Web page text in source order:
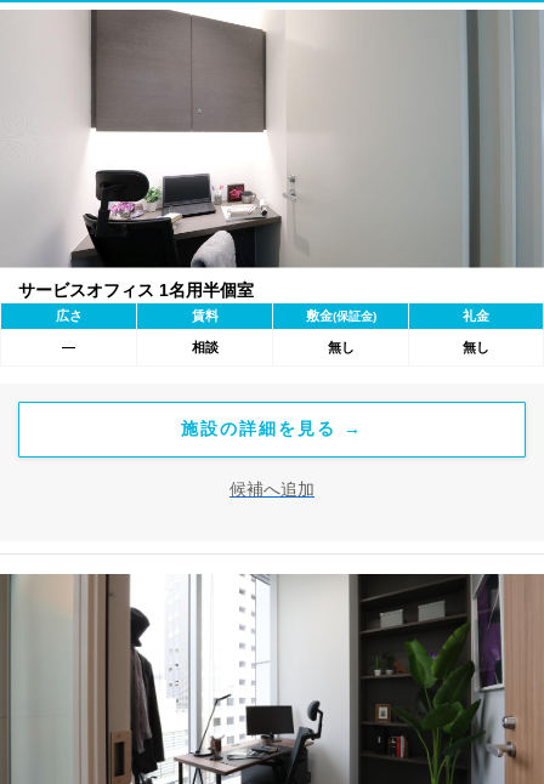
サービスオフィス 1名用半個室
広さ 賃料 敷金(保証金) 礼金
― 相談 無し 無し
施設の詳細を見る →
候補へ追加